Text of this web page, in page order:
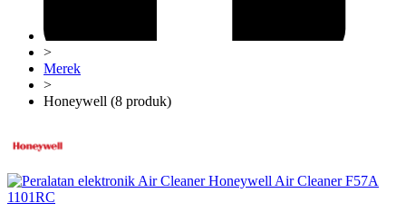
>
Merek
>
Honeywell (8 produk)